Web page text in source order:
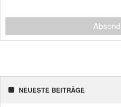
NEUESTE BEITRÄGE